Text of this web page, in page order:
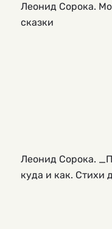
Леонид Сорока.
сказки
Леонид Сорока.
куда и как. Стихи